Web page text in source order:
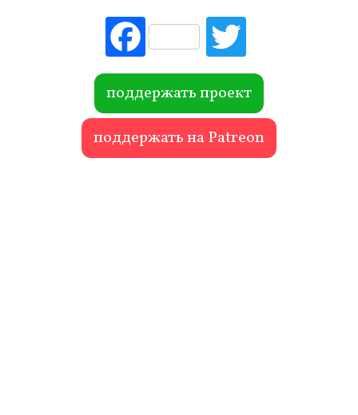
Fac
ebo
ok r
поддержать проект
поддержать на Patreon